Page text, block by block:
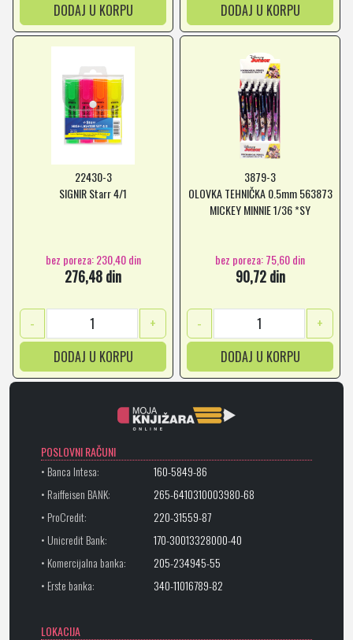
DODAJ U KORPU
DODAJ U KORPU
22430-3
SIGNIR Starr 4/1
bez poreza: 230,40 din
276,48 din
-
+
DODAJ U KORPU
3879-3
OLOVKA TEHNIČKA 0.5mm 563873
MICKEY MINNIE 1/36 *SY
bez poreza: 75,60 din
90,72 din
-
+
DODAJ U KORPU
POSLOVNI RAČUNI
• Banca Intesa:
160-5849-86
• Raiffeisen BANK:
265-6410310003980-68
• ProCredit:
220-31559-87
• Unicredit Bank:
170-30013328000-40
• Komercijalna banka:
205-234945-55
• Erste banka:
340-11016789-82
LOKACIJA